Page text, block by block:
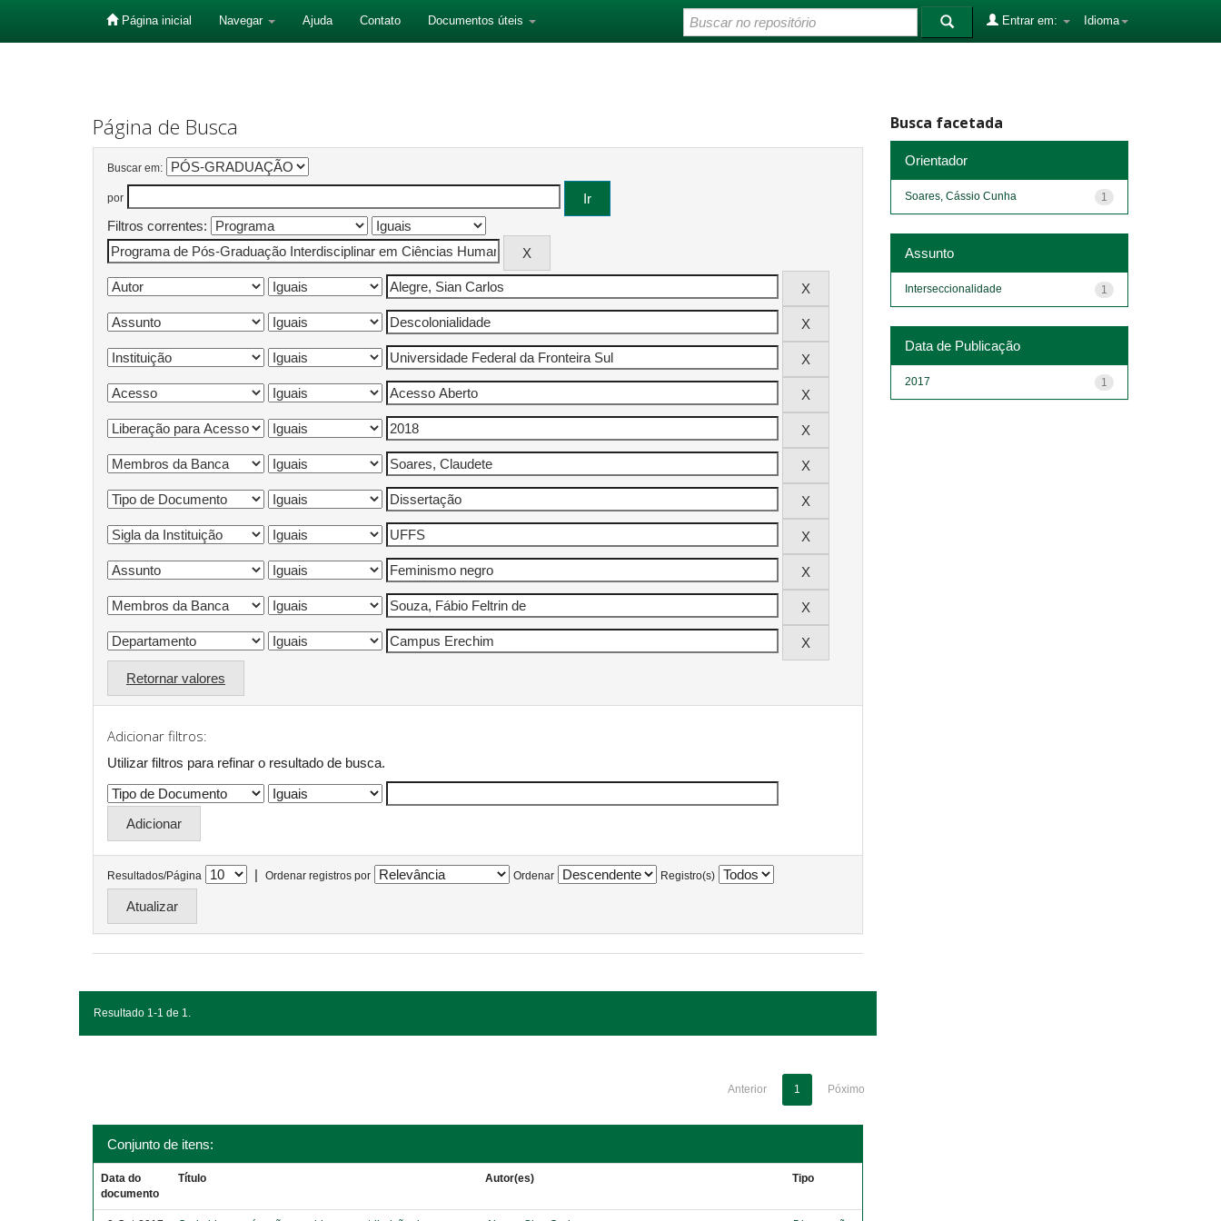
Página inicial Navegar Ajuda Contato Documentos úteis Idioma
Entrar em:
Página de Busca
Buscar em:
por
Filtros correntes:
Retornar valores
Adicionar filtros:
Utilizar filtros para refinar o resultado de busca.
Resultados/Página | Ordenar registros por Ordenar Registro(s)
Resultado 1-1 de 1.
Anterior 1 Póximo
Conjunto de itens:
Data do
documento
Título Autor(es) Tipo
Busca facetada
Orientador
1
Soares, Cássio Cunha
Assunto
1
Interseccionalidade
Data de Publicação
1
2017